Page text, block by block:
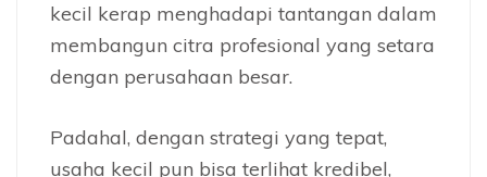
kecil kerap menghadapi tantangan dalam
membangun citra profesional yang setara
dengan perusahaan besar.
Padahal, dengan strategi yang tepat,
usaha kecil pun bisa terlihat kredibel,